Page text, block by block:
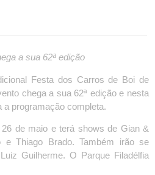
a sua 62ª edição
Festa dos Carros de Boi de
chega a sua 62ª edição e nesta
a programação completa.
de maio e terá shows de Gian &
e Thiago Brado. Também irão se
Guilherme. O Parque Filadélfia